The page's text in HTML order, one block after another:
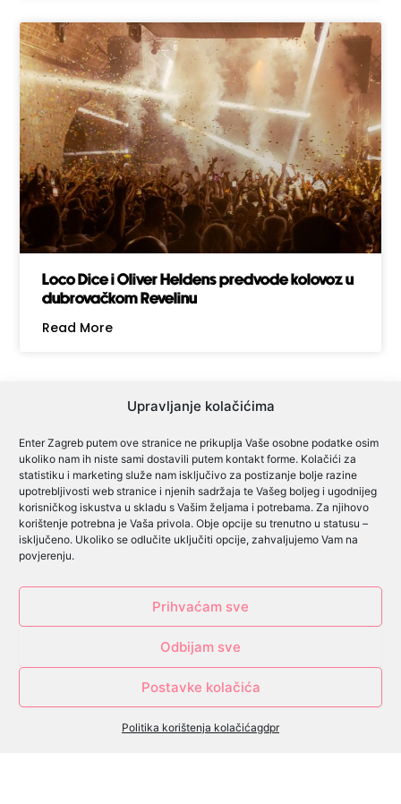
Upravljanje kolačićima
Enter Zagreb putem ove stranice ne prikuplja Vaše osobne podatke osim
ukoliko nam ih niste sami dostavili putem kontakt forme. Kolačići za
statistiku i marketing služe nam isključivo za postizanje bolje razine
upotrebljivosti web stranice i njenih sadržaja te Vašeg boljeg i ugodnijeg
korisničkog iskustva u skladu s Vašim željama i potrebama. Za njihovo
korištenje potrebna je Vaša privola. Obje opcije su trenutno u statusu –
isključeno. Ukoliko se odlučite uključiti opcije, zahvaljujemo Vam na
povjerenju.
Prihvaćam sve
Odbijam sve
Postavke kolačića
Politika korištenja kolačićagdpr
Loco Dice i Oliver Heldens predvode kolovoz u
dubrovačkom Revelinu
Read More
Cjenik oglašavanja
Cjenik predsjednički izbori
Cjenik lokalni izbori
Izjava o privatnosti
Impressum
Društvo je upisano u sudski registar Trgovačkog suda u Zagrebu, pod brojem
d.d. Temeljni kapital društva iznosi 3.000,00 € i uplaćen je u cijelosti. IBAN: